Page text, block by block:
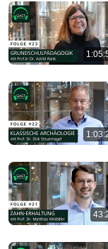
ChatGPT
Ready For
The Diary Of A